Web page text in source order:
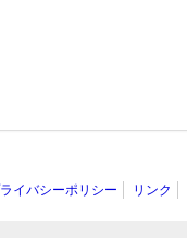
イバシーポリシー リンク